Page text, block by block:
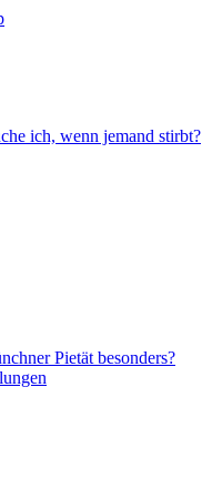
ich, wenn jemand stirbt?
Pietät besonders?